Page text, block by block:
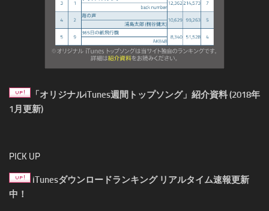
「オリジナルiTunes週間トップソング」紹介資料 (2018年
1月更新)
PICK UP
iTunesダウンロードランキング リアルタイム速報更新
中！